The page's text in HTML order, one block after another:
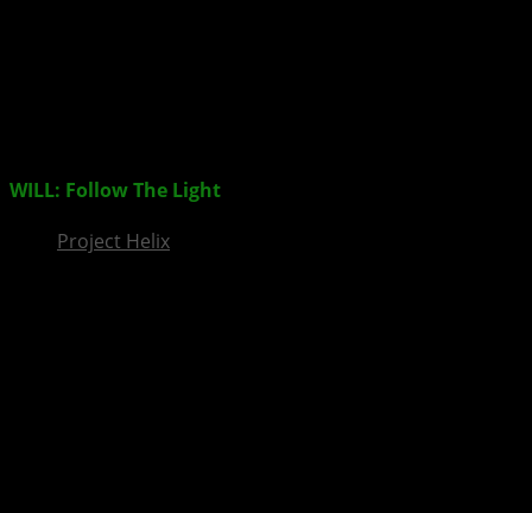
WILL: Follow The Light
Project Helix